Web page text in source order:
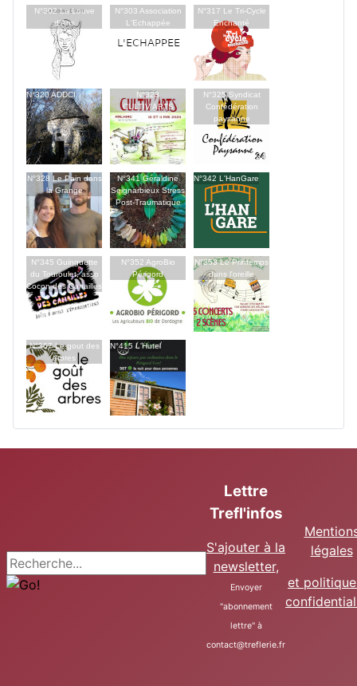
N°302 La Louve
d'Ans
N°303 Association
L'Echappée
N°317 Le Tri-Cycle
Enchanté
N°320 ADDCI
N°323
CULTIV'ARTS
N°325 Syndicat
Confédération
paysanne
N°328 Le Pain dans
la Grange
N°341 Géraldine
Seignarbieux Stress
Post-Traumatique
N°342 L'HanGare
N°345 Guinguette
du Touroulet, asso
Cocon des Canailles
N°352 AgroBio
Périgord
N°353 Le Printemps
dans l'oreille
N°367 Le gout des
arbres
N°415 L'Hutel
Recherche
Lettre
Trefl'infos
S'ajouter à la
newsletter,
Envoyer
"abonnement
lettre" à
contact@treflerie.fr
légales
et